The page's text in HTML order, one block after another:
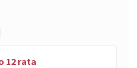
12 rata